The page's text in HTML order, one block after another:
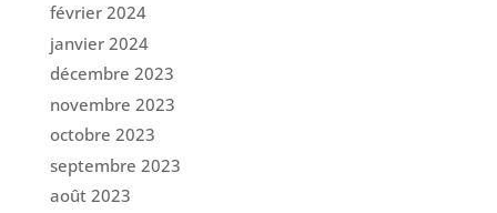
février 2024
janvier 2024
décembre 2023
novembre 2023
octobre 2023
septembre 2023
août 2023